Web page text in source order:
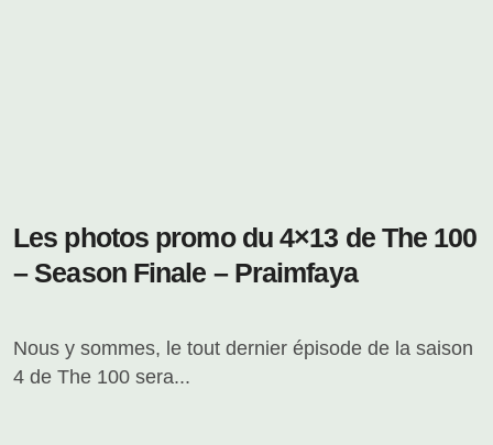
Les photos promo du 4×13 de The 100
– Season Finale – Praimfaya
Nous y sommes, le tout dernier épisode de la saison
4 de The 100 sera...